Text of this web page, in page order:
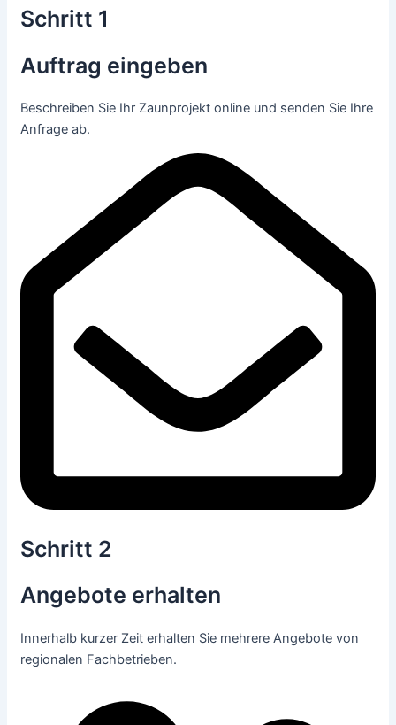
Schritt 1
Auftrag eingeben
Beschreiben Sie Ihr Zaunprojekt online und senden Sie Ihre
Anfrage ab.
Schritt 2
Angebote erhalten
Innerhalb kurzer Zeit erhalten Sie mehrere Angebote von
regionalen Fachbetrieben.